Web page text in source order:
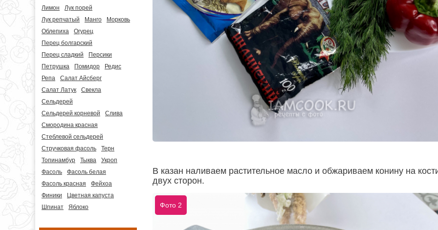
Лимон
Лук порей
Лук репчатый
Манго
Морковь
Облепиха
Огурец
Перец болгарский
Перец сладкий
Персики
Петрушка
Помидор
Редис
Репа
Салат Айсберг
Салат Латук
Свекла
Сельдерей
Сельдерей корневой
Слива
Смородина красная
Стеблевой сельдерей
Стручковая фасоль
Терн
Топинамбур
Тыква
Укроп
Фасоль
Фасоль белая
Фасоль красная
Фейхоа
Финики
Цветная капуста
Шпинат
Яблоко
В казан наливаем растительное масло и обжариваем конину на
двух сторон.
Фото 2